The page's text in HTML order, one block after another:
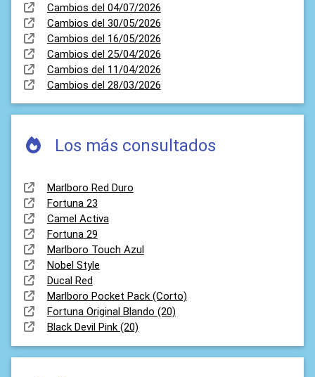
Cambios del 04/07/2026
Cambios del 30/05/2026
Cambios del 16/05/2026
Cambios del 25/04/2026
Cambios del 11/04/2026
Cambios del 28/03/2026
Los más consultados
Marlboro Red Duro
Fortuna 23
Camel Activa
Fortuna 29
Marlboro Touch Azul
Nobel Style
Ducal Red
Marlboro Pocket Pack (Corto)
Fortuna Original Blando (20)
Black Devil Pink (20)